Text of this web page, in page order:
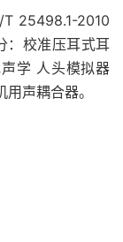
25498.1-2010
校准压耳式耳
学 人头模拟器
声耦合器。